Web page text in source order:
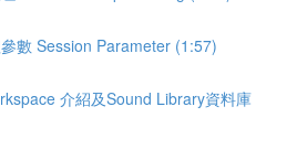
數 Session Parameter (1:57)
介紹及Sound Library資料庫